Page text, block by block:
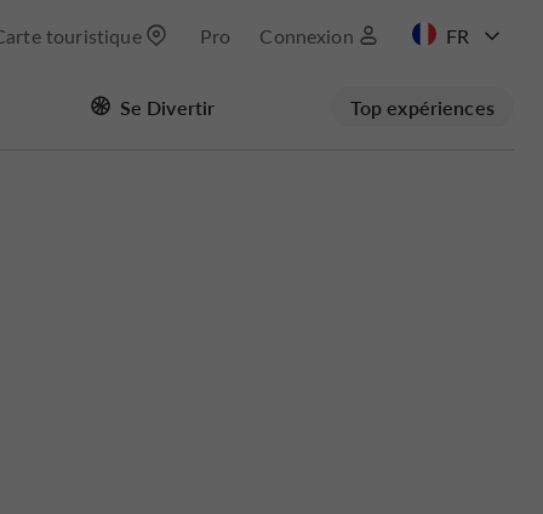
touristique Pro Connexion
Se Divertir Top expériences